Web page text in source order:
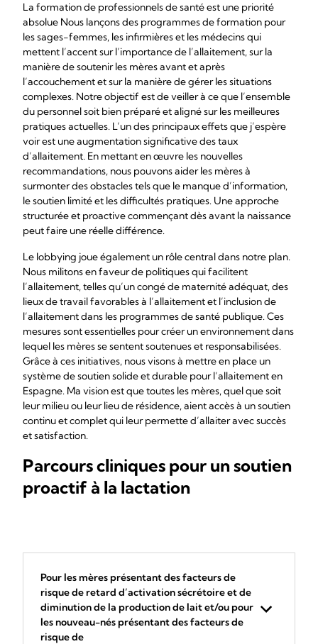
La formation de professionnels de santé est une priorité
absolue Nous lançons des programmes de formation pour
les sages-femmes, les infirmières et les médecins qui
mettent l’accent sur l’importance de l’allaitement, sur la
manière de soutenir les mères avant et après
l’accouchement et sur la manière de gérer les situations
complexes. Notre objectif est de veiller à ce que l’ensemble
du personnel soit bien préparé et aligné sur les meilleures
pratiques actuelles. L’un des principaux effets que j’espère
voir est une augmentation significative des taux
d’allaitement. En mettant en œuvre les nouvelles
recommandations, nous pouvons aider les mères à
surmonter des obstacles tels que le manque d’information,
le soutien limité et les difficultés pratiques. Une approche
structurée et proactive commençant dès avant la naissance
peut faire une réelle différence.
Le lobbying joue également un rôle central dans notre plan.
Nous militons en faveur de politiques qui facilitent
l’allaitement, telles qu’un congé de maternité adéquat, des
lieux de travail favorables à l’allaitement et l’inclusion de
l’allaitement dans les programmes de santé publique. Ces
mesures sont essentielles pour créer un environnement dans
lequel les mères se sentent soutenues et responsabilisées.
Grâce à ces initiatives, nous visons à mettre en place un
système de soutien solide et durable pour l’allaitement en
Espagne. Ma vision est que toutes les mères, quel que soit
leur milieu ou leur lieu de résidence, aient accès à un soutien
continu et complet qui leur permette d’allaiter avec succès
et satisfaction.
Parcours cliniques pour un soutien
proactif à la lactation
Pour les mères présentant des facteurs de
risque de retard d’activation sécrétoire et de
diminution de la production de lait et/ou pour
les nouveau-nés présentant des facteurs de
risque de